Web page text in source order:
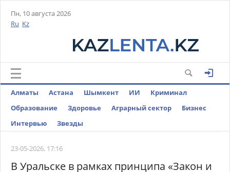
Пн, 10 августа 2026
Ru Kz
Алматы Астана Шымкент ИИ
Криминал
Образование
Здоровье Аграрный сектор
Бизнес
Интервью
Звезды
23-05-2026, 17:16
В Уральске в рамках принципа «Закон и